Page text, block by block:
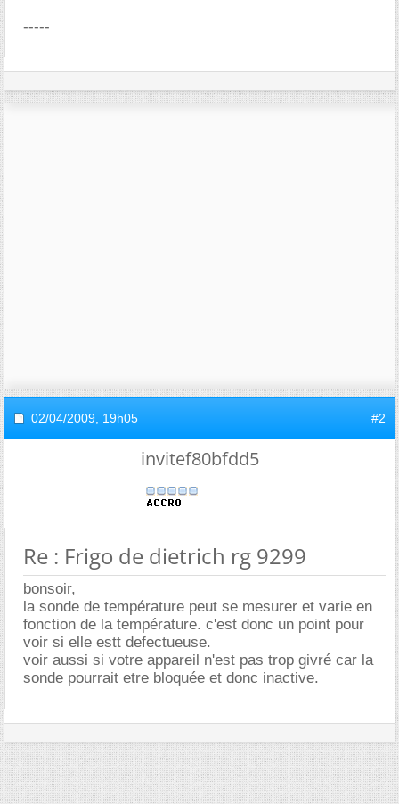
-----
02/04/2009, 19h05 #2
invitef80bfdd5
Re : Frigo de dietrich rg 9299
bonsoir,
la sonde de température peut se mesurer et varie en
fonction de la température. c'est donc un point pour
voir si elle estt defectueuse.
voir aussi si votre appareil n'est pas trop givré car la
sonde pourrait etre bloquée et donc inactive.